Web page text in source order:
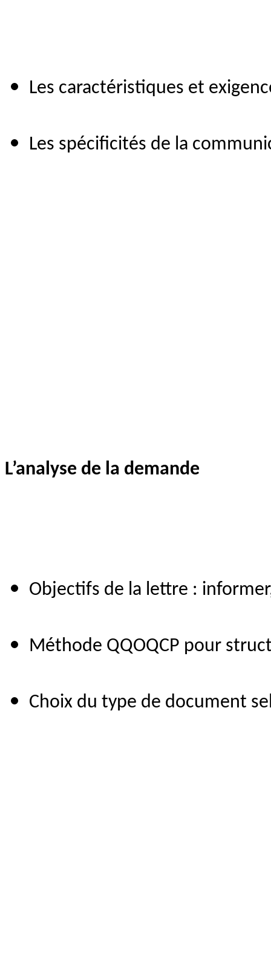
Les caractéristiques et
Les spécificités de la
L’analyse de la demande
Objectifs de la lettre :
Méthode QQOQCP pour
Choix du type de document